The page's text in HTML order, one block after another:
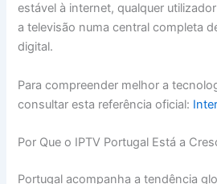
estável à internet, qualquer
a televisão numa central completa
digital.
Para compreender melhor a
consultar esta referência oficial:
Por Que o IPTV Portugal Está a
Portugal acompanha a tendência